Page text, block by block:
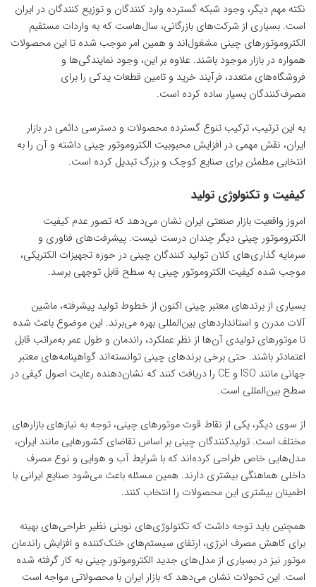
نکته مهم دیگر، وجود شبکه گسترده وارد کنندگان و توزیع ‌کنندگان در ایران
است. بسیاری از شرکت‌های بازرگانی، سال‌هاست که به واردات مستقیم
الکتروموتورهای چینی مشغول‌اند و همین امر موجب شده تا این محصولات
همواره در بازار موجود باشند. علاوه بر این، وجود نمایندگی‌ها و
فروشگاه‌های متعدد، فرآیند خرید و تامین قطعات یدکی را برای
مصرف‌کنندگان بسیار ساده کرده است.
به این ترتیب، ترکیب تنوع گسترده محصولات و دسترسی دائمی در بازار
ایران، نقش مهمی در افزایش محبوبیت الکتروموتور چینی داشته و آن را به
انتخابی مطمئن برای صنایع کوچک و بزرگ تبدیل کرده است.
کیفیت و تکنولوژی تولید
امروز واقعیت بازار صنعتی ایران نشان می‌دهد که تصور عدم کیفیت
الکتروموتور چینی دیگر چندان درست نیست. پیشرفت‌های فناوری و
سرمایه ‌گذاری‌های کلان تولید کنندگان چینی در حوزه تجهیزات الکتریکی،
موجب شده کیفیت الکتروموتور چینی به سطح قابل توجهی برسد.
بسیاری از برندهای معتبر چینی اکنون از خطوط تولید پیشرفته، ماشین
‌آلات مدرن و استانداردهای بین‌المللی بهره می‌برند. این موضوع باعث شده
تا موتورهای تولیدی آن‌ها از نظر عملکرد، راندمان و طول عمر به‌مراتب قابل
اعتمادتر باشند. حتی برخی برندهای چینی توانسته‌اند گواهینامه‌های معتبر
جهانی مانند ISO و CE را دریافت کنند که نشان‌دهنده رعایت اصول کیفی در
سطح بین‌المللی است.
از سوی دیگر، یکی از نقاط قوت موتورهای چینی، توجه به نیازهای بازارهای
مختلف است. تولیدکنندگان چینی بر اساس تقاضای کشورهایی مانند ایران،
مدل‌هایی خاص طراحی کرده‌اند که با شرایط آب ‌و هوایی و نوع مصرف
داخلی هماهنگی بیشتری دارند. همین مسئله باعث می‌شود صنایع ایرانی با
اطمینان بیشتری این محصولات را انتخاب کنند.
همچنین باید توجه داشت که تکنولوژی‌های نوینی نظیر طراحی‌های بهینه
برای کاهش مصرف انرژی، ارتقای سیستم‌های خنک‌کننده و افزایش راندمان
موتور نیز در بسیاری از مدل‌های جدید الکتروموتور چینی به کار گرفته شده
است. این تحولات نشان می‌دهد که بازار ایران با محصولاتی مواجه است